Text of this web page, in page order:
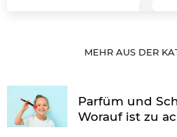
MEHR AUS DER
Parfüm und
Worauf ist zu